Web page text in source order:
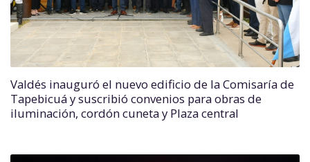
Valdés inauguró el nuevo edificio de la Comisaría de
Tapebicuá y suscribió convenios para obras de
iluminación, cordón cuneta y Plaza central